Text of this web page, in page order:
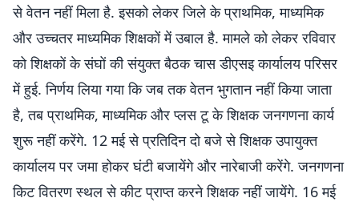
से वेतन नहीं मिला है. इसको लेकर जिले के प्राथमिक, माध्यमिक
और उच्चतर माध्यमिक शिक्षकों में उबाल है. मामले को लेकर रविवार
को शिक्षकों के संघों की संयुक्त बैठक चास डीएसइ कार्यालय परिसर
में हुई. निर्णय लिया गया कि जब तक वेतन भुगतान नहीं किया जाता
है, तब प्राथमिक, माध्यमिक और प्लस टू के शिक्षक जनगणना कार्य
शुरू नहीं करेंगे. 12 मई से प्रतिदिन दो बजे से शिक्षक उपायुक्त
कार्यालय पर जमा होकर घंटी बजायेंगे और नारेबाजी करेंगे. जनगणना
किट वितरण स्थल से कीट प्राप्त करने शिक्षक नहीं जायेंगे. 16 मई